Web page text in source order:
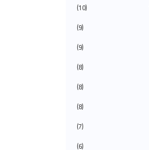
(10)
(9)
(9)
(8)
(8)
(8)
(7)
(6)